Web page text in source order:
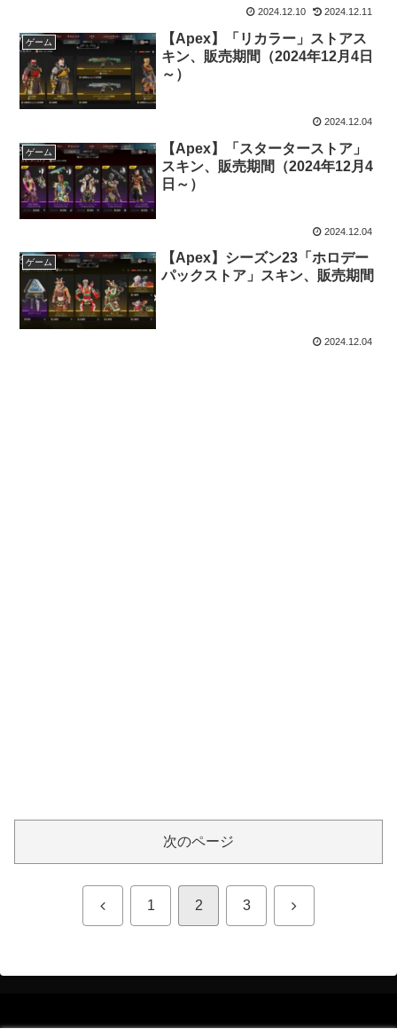
2024.12.10 2024.12.11
ゲーム
【Apex】「リカラー」ストアス
キン、販売期間（2024年12月4日
～）
2024.12.04
ゲーム
【Apex】「スターターストア」
スキン、販売期間（2024年12月4
日～）
2024.12.04
ゲーム
【Apex】シーズン23「ホロデー
パックストア」スキン、販売期間
2024.12.04
次のページ
前 1 2 3 次